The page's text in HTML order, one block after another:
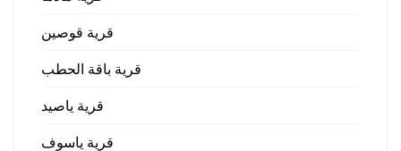
قرية قوصين
قرية باقة الحطب
قرية ياصيد
قرية ياسوف